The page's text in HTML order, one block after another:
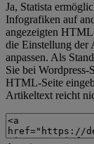
Ja, Statista
Infografiken auf
angezeigten
die Einstellung der
anpassen. Als
Sie bei Wordpress-
HTML-Seite
Artikeltext reicht